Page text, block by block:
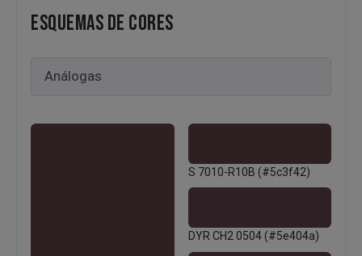
ESQUEMAS DE CORES
S 7010-R10B (#5c3f42)
DYR CH2 0504 (#5e404a)